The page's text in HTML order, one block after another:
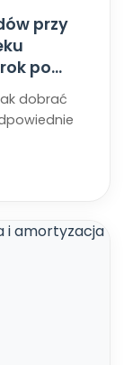
przy
po
dobrać